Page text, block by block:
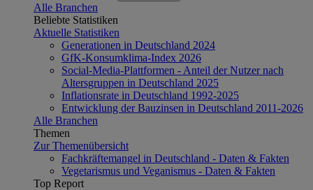
Alle Branchen
Beliebte Statistiken
Aktuelle Statistiken
Generationen in Deutschland 2024
GfK-Konsumklima-Index 2026
Social-Media-Plattformen - Anteil der Nutzer nach
Altersgruppen in Deutschland 2025
Inflationsrate in Deutschland 1992-2025
Entwicklung der Bauzinsen in Deutschland 2011-2026
Alle Branchen
Themen
Zur Themenübersicht
Fachkräftemangel in Deutschland - Daten & Fakten
Vegetarismus und Veganismus - Daten & Fakten
Top Report